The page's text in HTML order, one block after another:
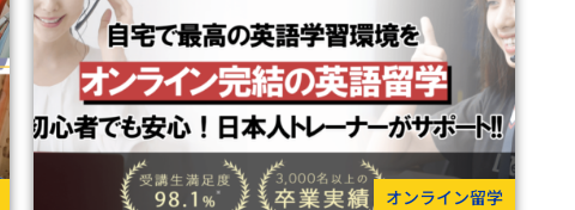
オンライン留学